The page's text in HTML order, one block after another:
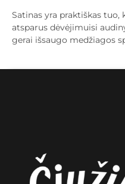
Satinas yra praktiškas tuo,
atsparus dėvėjimuisi
gerai išsaugo medžiagos